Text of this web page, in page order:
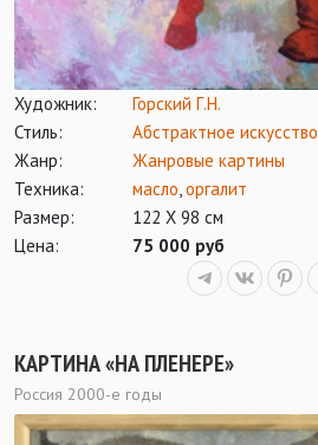
Художник:
Горский Г.Н.
Стиль:
Абстрактное искусство
Жанр:
Жанровые картины
Техника:
масло,оргалит
Размер:
122 Х 98 см
Цена:
75 000 руб
КАРТИНА «НА ПЛЕНЕРЕ»
Россия 2000-е годы